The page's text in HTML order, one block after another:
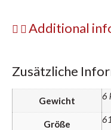
Additional
Zusätzliche
Gewicht 6
Größe